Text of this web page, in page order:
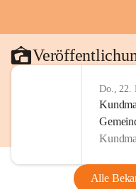
Do., 22.
Alle